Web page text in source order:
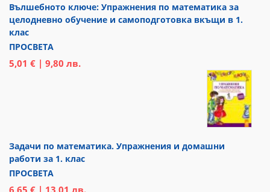
Вълшебното ключе: Упражнения по математика за
целодневно обучение и самоподготовка вкъщи в 1.
клас
ПРОСВЕТА
5,01 € | 9,80 лв.
Задачи по математика. Упражнения и домашни
работи за 1. клас
ПРОСВЕТА